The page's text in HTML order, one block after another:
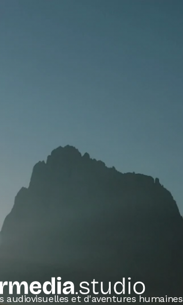
audiovisuelles et d'aventures humaines